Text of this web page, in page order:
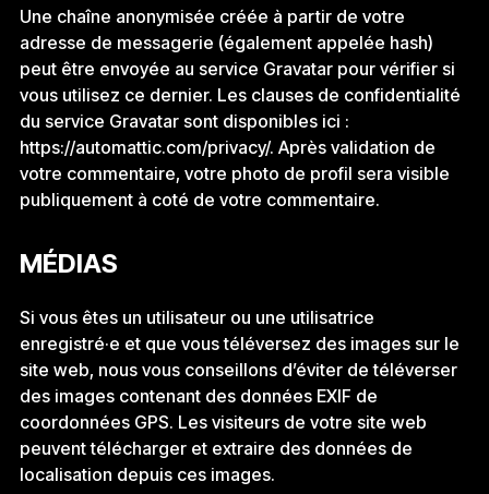
Une chaîne anonymisée créée à partir de votre
adresse de messagerie (également appelée hash)
peut être envoyée au service Gravatar pour vérifier si
vous utilisez ce dernier. Les clauses de confidentialité
du service Gravatar sont disponibles ici :
https://automattic.com/privacy/. Après validation de
votre commentaire, votre photo de profil sera visible
publiquement à coté de votre commentaire.
MÉDIAS
Si vous êtes un utilisateur ou une utilisatrice
enregistré·e et que vous téléversez des images sur le
site web, nous vous conseillons d’éviter de téléverser
des images contenant des données EXIF de
coordonnées GPS. Les visiteurs de votre site web
peuvent télécharger et extraire des données de
localisation depuis ces images.